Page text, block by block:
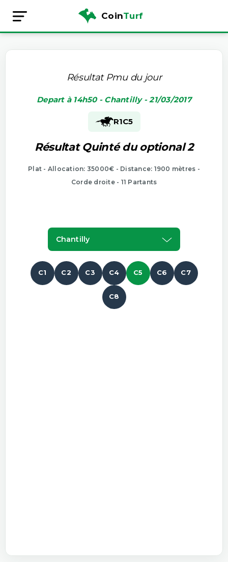
CoinTurf
Résultat Pmu du jour
Depart à 14h50 - Chantilly - 21/03/2017
R1C5
Résultat Quinté du optional 2
Plat - Allocation: 35000€ - Distance: 1900 mètres -
Corde droite - 11 Partants
Chantilly
C1 C2 C3 C4 C5 C6 C7
C8